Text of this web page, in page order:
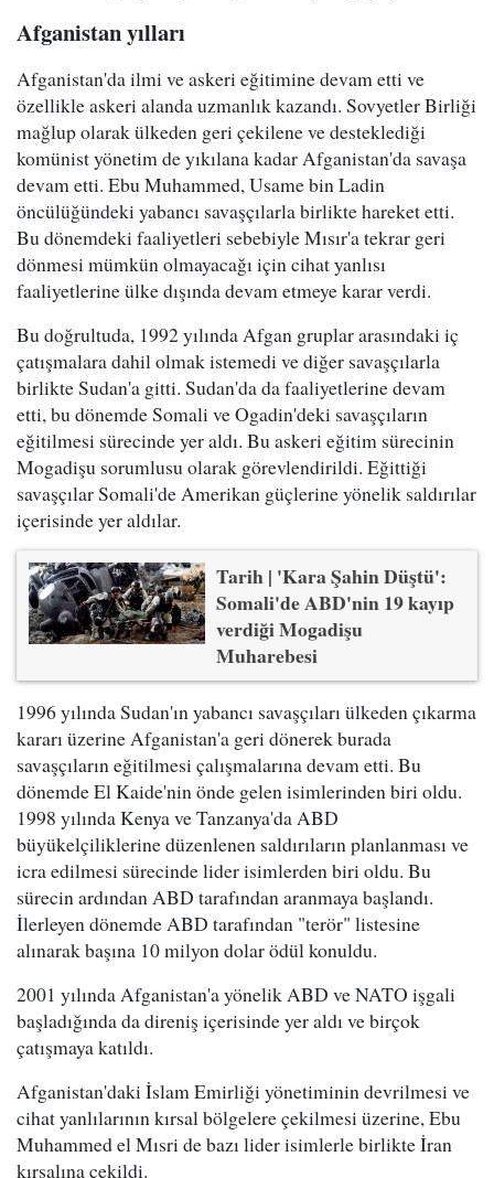
Afganistan yılları
Afganistan'da ilmi ve askeri eğitimine devam etti ve
özellikle askeri alanda uzmanlık kazandı. Sovyetler Birliği
mağlup olarak ülkeden geri çekilene ve desteklediği
komünist yönetim de yıkılana kadar Afganistan'da savaşa
devam etti. Ebu Muhammed, Usame bin Ladin
öncülüğündeki yabancı savaşçılarla birlikte hareket etti.
Bu dönemdeki faaliyetleri sebebiyle Mısır'a tekrar geri
dönmesi mümkün olmayacağı için cihat yanlısı
faaliyetlerine ülke dışında devam etmeye karar verdi.
Bu doğrultuda, 1992 yılında Afgan gruplar arasındaki iç
çatışmalara dahil olmak istemedi ve diğer savaşçılarla
birlikte Sudan'a gitti. Sudan'da da faaliyetlerine devam
etti, bu dönemde Somali ve Ogadin'deki savaşçıların
eğitilmesi sürecinde yer aldı. Bu askeri eğitim sürecinin
Mogadişu sorumlusu olarak görevlendirildi. Eğittiği
savaşçılar Somali'de Amerikan güçlerine yönelik saldırılar
içerisinde yer aldılar.
Tarih | 'Kara Şahin Düştü':
Somali'de ABD'nin 19 kayıp
verdiği Mogadişu
Muharebesi
1996 yılında Sudan'ın yabancı savaşçıları ülkeden çıkarma
kararı üzerine Afganistan'a geri dönerek burada
savaşçıların eğitilmesi çalışmalarına devam etti. Bu
dönemde El Kaide'nin önde gelen isimlerinden biri oldu.
1998 yılında Kenya ve Tanzanya'da ABD
büyükelçiliklerine düzenlenen saldırıların planlanması ve
icra edilmesi sürecinde lider isimlerden biri oldu. Bu
sürecin ardından ABD tarafından aranmaya başlandı.
İlerleyen dönemde ABD tarafından "terör" listesine
alınarak başına 10 milyon dolar ödül konuldu.
2001 yılında Afganistan'a yönelik ABD ve NATO işgali
başladığında da direniş içerisinde yer aldı ve birçok
çatışmaya katıldı.
Afganistan'daki İslam Emirliği yönetiminin devrilmesi ve
cihat yanlılarının kırsal bölgelere çekilmesi üzerine, Ebu
Muhammed el Mısri de bazı lider isimlerle birlikte İran
kırsalına çekildi.